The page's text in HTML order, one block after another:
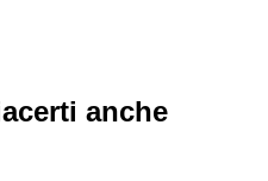
anche